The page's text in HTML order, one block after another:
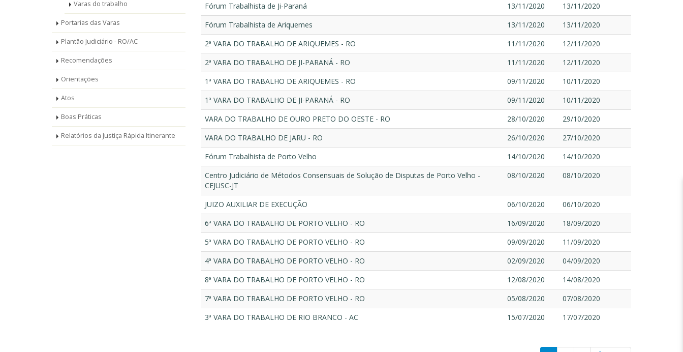
Varas do trabalho
Portarias das Varas
Plantão Judiciário - RO/AC
Recomendações
Orientações
Atos
Boas Práticas
Relatórios da Justiça Rápida Itinerante
Fórum Trabalhista de Ji-Paraná
13/11/2020
13/11/2020
Fórum Trabalhista de Ariquemes
13/11/2020
13/11/2020
2ª VARA DO TRABALHO DE ARIQUEMES - RO
11/11/2020
12/11/2020
2ª VARA DO TRABALHO DE JI-PARANÁ - RO
11/11/2020
12/11/2020
1ª VARA DO TRABALHO DE ARIQUEMES - RO
09/11/2020
10/11/2020
1ª VARA DO TRABALHO DE JI-PARANÁ - RO
09/11/2020
10/11/2020
VARA DO TRABALHO DE OURO PRETO DO OESTE - RO
28/10/2020
29/10/2020
VARA DO TRABALHO DE JARU - RO
26/10/2020
27/10/2020
Fórum Trabalhista de Porto Velho
14/10/2020
14/10/2020
Centro Judiciário de Métodos Consensuais de Solução de Disputas de Porto Velho -
CEJUSC-JT
08/10/2020 08/10/2020
JUIZO AUXILIAR DE EXECUÇÃO 06/10/2020
06/10/2020
6ª VARA DO TRABALHO DE PORTO VELHO - RO
16/09/2020
18/09/2020
5ª VARA DO TRABALHO DE PORTO VELHO - RO
09/09/2020
11/09/2020
4ª VARA DO TRABALHO DE PORTO VELHO - RO
02/09/2020
04/09/2020
8ª VARA DO TRABALHO DE PORTO VELHO - RO
12/08/2020
14/08/2020
7ª VARA DO TRABALHO DE PORTO VELHO - RO
05/08/2020
07/08/2020
3ª VARA DO TRABALHO DE RIO BRANCO - AC
15/07/2020 17/07/2020